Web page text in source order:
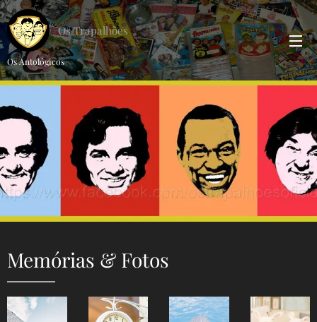
Os Trapalhões
Os Antológicos
Memórias & Fotos